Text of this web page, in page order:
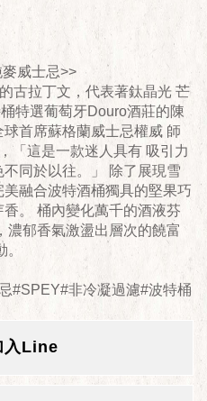
威士忌>>
古拉丁文，代表著鈦晶光 芒
特選葡萄牙Douro酒莊的陳
首席蘇格蘭威士忌權威 師
「這是一款迷人具有 吸引力
同於以往。」 除了展現雪
融合波特酒桶獨具的堅果巧
。 桶內變化萬千的酒液芬
濃郁香氣激盪出層次的饒富
。
#SPEY#非冷凝過濾#波特桶
入Line